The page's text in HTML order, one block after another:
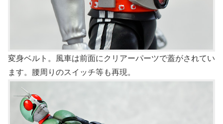
変身ベルト。風車は前面にクリアーパーツで蓋がされてい
ます。腰周りのスイッチ等も再現。